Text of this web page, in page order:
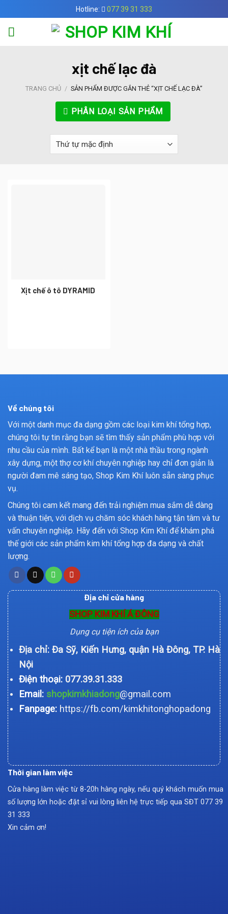
to
content
Hotline: 077 39 31 333
xịt chế lạc đà
TRANG CHỦ / SẢN PHẨM ĐƯỢC GẮN THẺ “XỊT CHẾ LẠC ĐÀ”
PHÂN LOẠI SẢN PHẨM
Xịt chế ô tô DYRAMID
Về chúng tôi
Với một danh mục đa dạng gồm các loại kim khí tổng hợp,
chúng tôi tự tin rằng bạn sẽ tìm thấy sản phẩm phù hợp với
nhu cầu của mình. Bất kể bạn là một nhà thầu trong ngành
xây dựng, một thợ cơ khí chuyên nghiệp hay chỉ đơn giản là
người đam mê sáng tạo, Shop Kim Khí luôn sẵn sàng phục
vụ.
Chúng tôi cam kết mang đến trải nghiệm mua sắm dễ dàng
và thuận tiện, với dịch vụ chăm sóc khách hàng tận tâm và tư
vấn chuyên nghiệp. Hãy đến với Shop Kim Khí để khám phá
thế giới các sản phẩm kim khí tổng hợp đa dạng và chất
lượng.
Địa chỉ cửa hàng
SHOP KIM KHÍ Á ĐÔNG
Dụng cụ tiện ích của bạn
Địa chỉ: Đa Sỹ, Kiến Hưng, quận Hà Đông, TP. Hà
Nội
Điện thoại: 077.39.31.333
Email:shopkimkhiadong@gmail.com
Fanpage: https://fb.com/kimkhitonghopadong
Thời gian làm việc
Cửa hàng làm việc từ 8-20h hàng ngày, nếu quý khách muốn mua
số lượng lớn hoặc đặt sỉ vui lòng liên hệ trực tiếp qua SĐT 077 39
31 333
Xin cảm ơn!